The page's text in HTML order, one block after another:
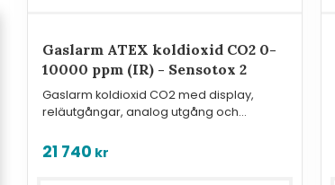
Gaslarm ATEX koldioxid CO2 0-
10000 ppm (IR) - Sensotox 2
Gaslarm koldioxid CO2 med display,
reläutgångar, analog utgång och
utrymmen.
21 740 kr